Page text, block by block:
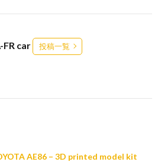
car 投稿一覧
AE86 – 3D printed model kit